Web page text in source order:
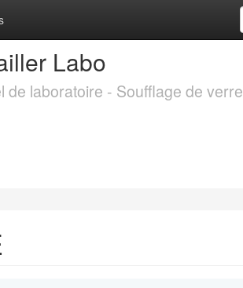
Labo
de laboratoire - Soufflage de verre